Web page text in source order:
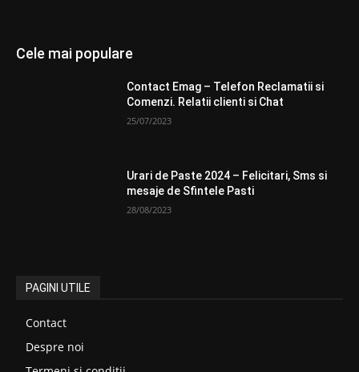
Cele mai populare
Contact Emag – Telefon Reclamatii si
Comenzi. Relatii clienti si Chat
25/07/2023
Urari de Paste 2024 – Felicitari, Sms si
mesaje de Sfintele Pasti
28/08/2023
PAGINI UTILE
Contact
Despre noi